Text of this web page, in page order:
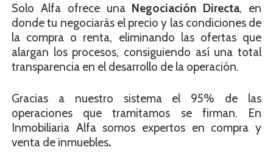
Solo Alfa ofrece una Negociación Directa, en
donde tu negociarás el precio y las condiciones de
la compra o renta, eliminando las ofertas que
alargan los procesos, consiguiendo así una total
transparencia en el desarrollo de la operación.
Gracias a nuestro sistema el 95% de las
operaciones que tramitamos se firman. En
Inmobiliaria Alfa somos expertos en compra y
venta de inmuebles.